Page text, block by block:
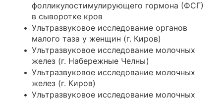
фолликулостимулирующего гормона (ФСГ)
в сыворотке кров
Ультразвуковое исследование органов
малого таза у женщин (г. Киров)
Ультразвуковое исследование молочных
желез (г. Набережные Челны)
Ультразвуковое исследование молочных
желез (г. Киров)
Ультразвуковое исследование молочных